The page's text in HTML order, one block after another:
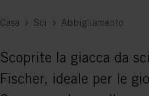
Casa Sci Abbigliamento
Scoprite la giacca da
Fischer, ideale per le